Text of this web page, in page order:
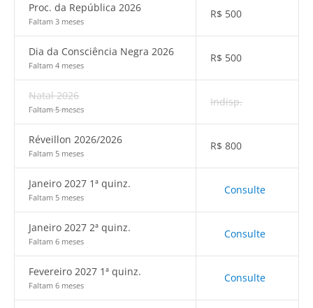
Proc. da República 2026
Faltam 3 meses
R$ 500
Dia da Consciência Negra 2026
Faltam 4 meses
R$ 500
Natal 2026
Faltam 5 meses
Indisp.
Réveillon 2026/2026
Faltam 5 meses
R$ 800
Janeiro 2027 1ª quinz.
Faltam 5 meses
Consulte
Janeiro 2027 2ª quinz.
Faltam 6 meses
Consulte
Fevereiro 2027 1ª quinz.
Faltam 6 meses
Consulte